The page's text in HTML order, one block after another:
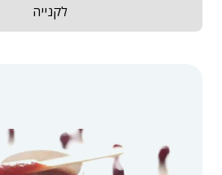
לקנייה